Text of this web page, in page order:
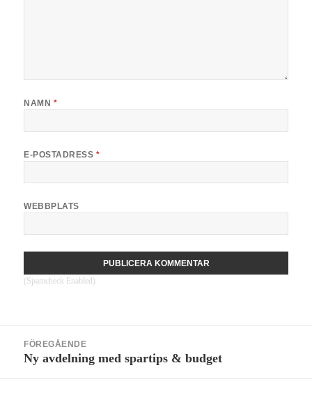
NAMN *
E-POSTADRESS *
WEBBPLATS
(Spamcheck Enabled)
FÖREGÅENDE
Föregående
Ny avdelning med spartips & budget